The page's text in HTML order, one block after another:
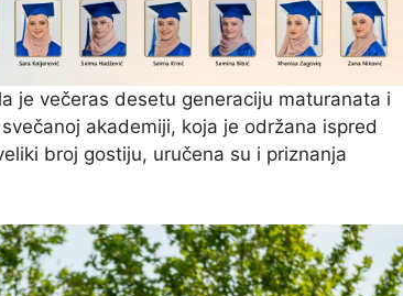
je večeras desetu generaciju maturanata i
akademiji, koja je održana ispred
broj gostiju, uručena su i priznanja